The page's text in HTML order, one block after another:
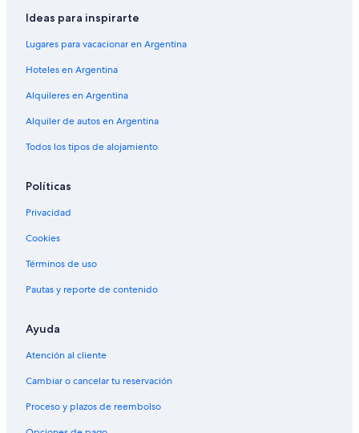
Ideas para inspirarte
Lugares para vacacionar en Argentina
Hoteles en Argentina
Alquileres en Argentina
Alquiler de autos en Argentina
Todos los tipos de alojamiento
Políticas
Privacidad
Cookies
Términos de uso
Pautas y reporte de contenido
Ayuda
Atención al cliente
Cambiar o cancelar tu reservación
Proceso y plazos de reembolso